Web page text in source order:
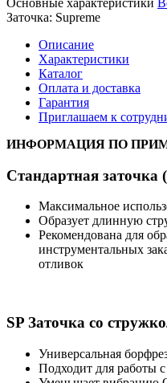
Заточка: Supreme
Описание
Характеристики
Каталог
Оплата и доставка
Гарантия
Приглашаем к
ИНФОРМАЦИЯ ПО
Стандартная заточка
Максимальное
Образует длинную
Рекомендована для
инструментальных
отливок
SP Заточка со
Универсальная
Подходит для работы